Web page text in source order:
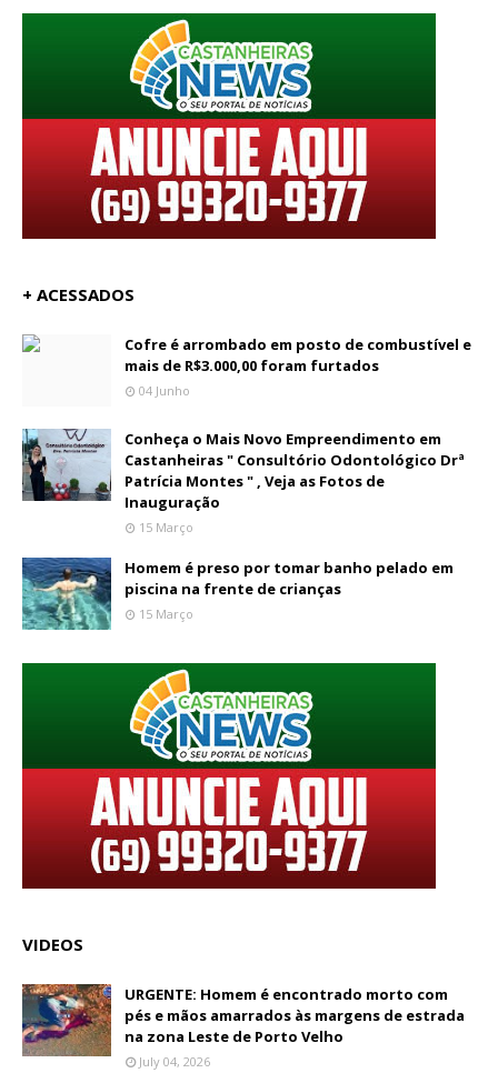
+ ACESSADOS
Cofre é arrombado em posto de combustível e
mais de R$3.000,00 foram furtados
04 Junho
Conheça o Mais Novo Empreendimento em
Castanheiras " Consultório Odontológico Drª
Patrícia Montes " , Veja as Fotos de
Inauguração
15 Março
Homem é preso por tomar banho pelado em
piscina na frente de crianças
15 Março
VIDEOS
URGENTE: Homem é encontrado morto com
pés e mãos amarrados às margens de estrada
na zona Leste de Porto Velho
July 04, 2026